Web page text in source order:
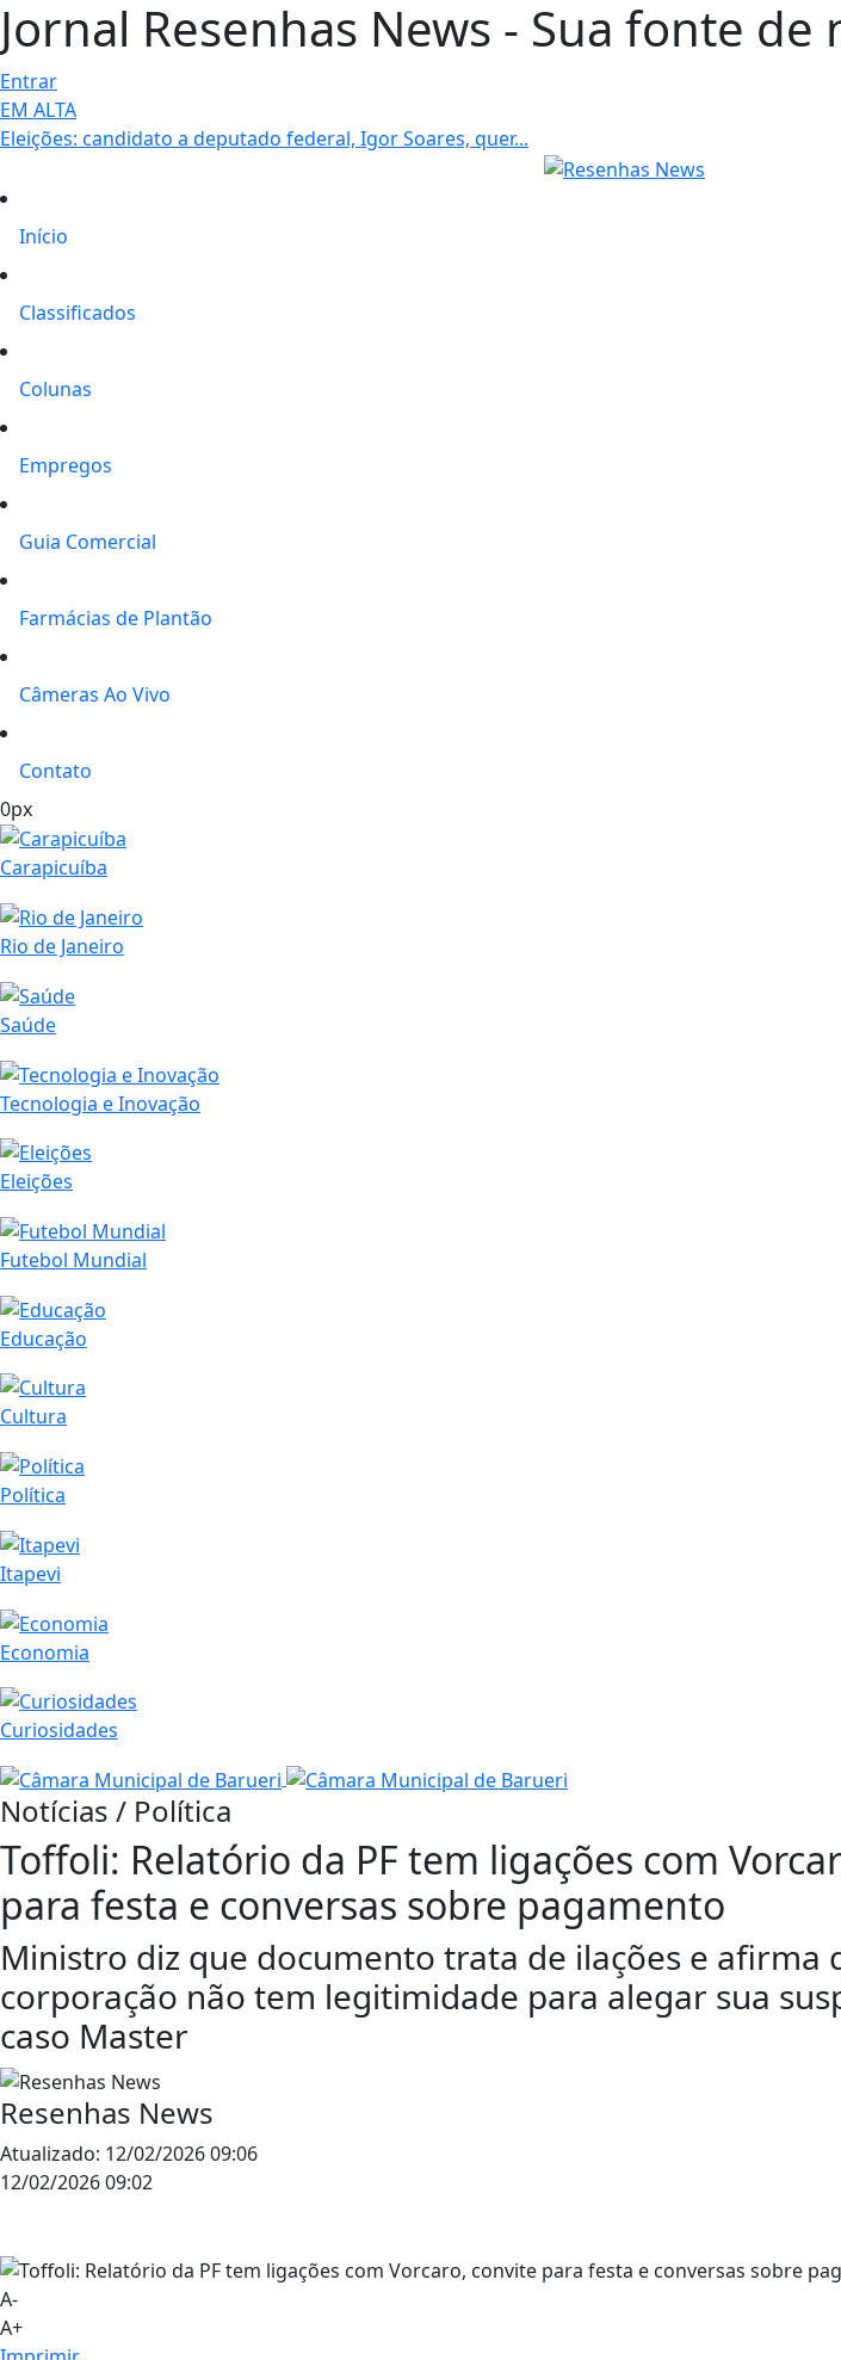
Jornal Resenhas News - Sua fonte
Entrar
EM ALTA
Eleições: candidato a deputado federal, Igor Soares, quer...
Início
Classificados
Colunas
Empregos
Guia Comercial
Farmácias de Plantão
Câmeras Ao Vivo
Contato
0px
Carapicuíba
Rio de Janeiro
Saúde
Tecnologia e Inovação
Eleições
Futebol Mundial
Educação
Cultura
Política
Itapevi
Economia
Curiosidades
Notícias / Política
Toffoli: Relatório da PF tem ligações com
para festa e conversas sobre pagamento
Ministro diz que documento trata de ilações e afirma
corporação não tem legitimidade para alegar sua
caso Master
Resenhas News
Atualizado: 12/02/2026 09:06
12/02/2026 09:02
A-
A+